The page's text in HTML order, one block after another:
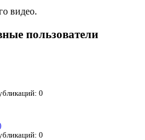
видео.
пользователи
0
0